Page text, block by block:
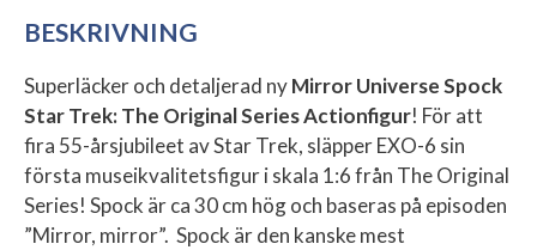
BESKRIVNING
Superläcker och detaljerad nyMirror Universe Spock
Star Trek: The Original Series Actionfigur! För att
fira 55-årsjubileet av Star Trek, släpper EXO-6 sin
första museikvalitetsfigur i skala 1:6 från The Original
Series! Spock är ca 30 cm hög och baseras på episoden
”Mirror, mirror”. Spock är den kanske mest